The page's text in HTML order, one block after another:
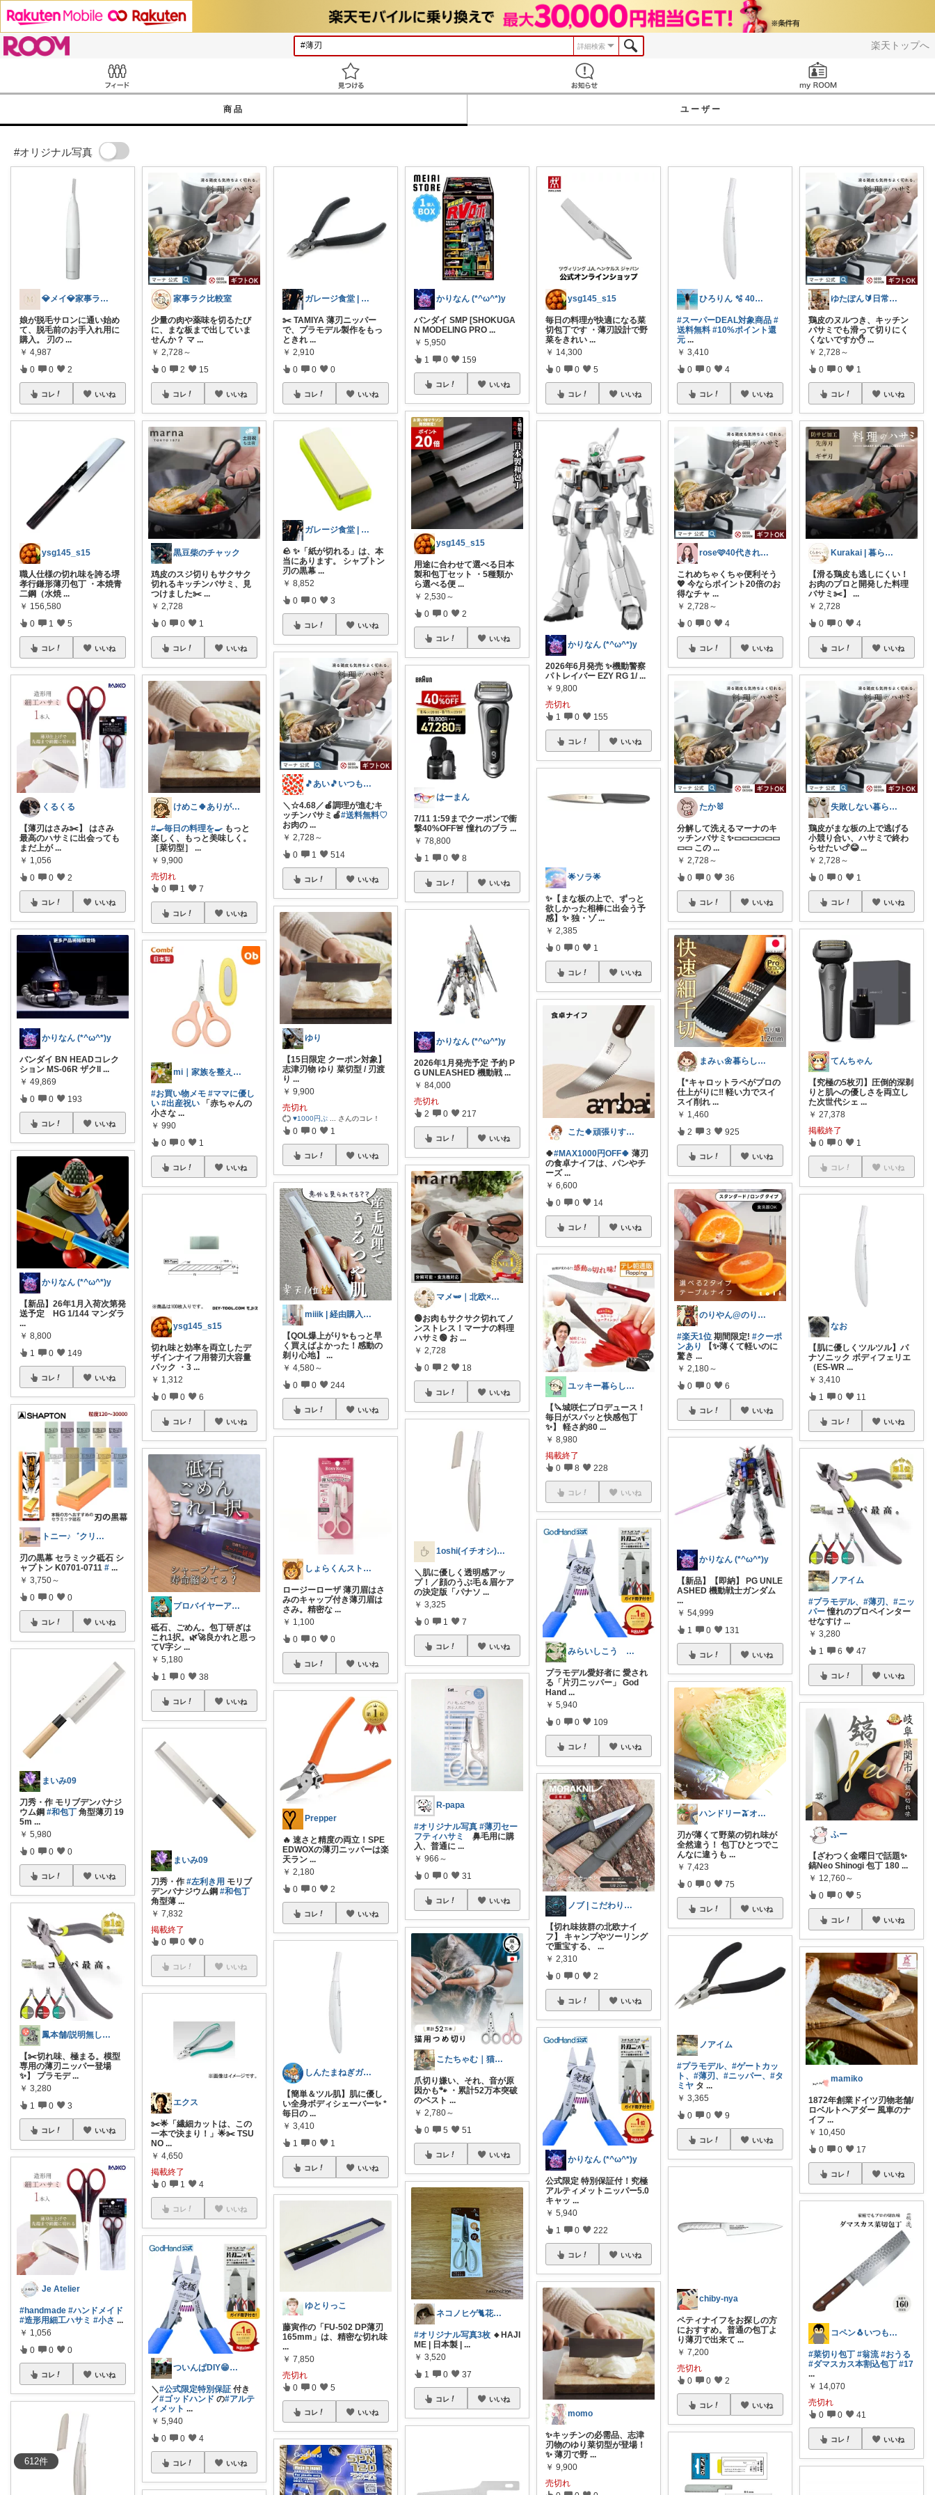
楽天トップへ
詳細検索
商品 ユーザー
#オリジナル写真
612件
💎メイ💎家事ラク×美容×ファッション
娘が脱毛サロンに通い始め
て、脱毛前のお手入れ用に
購入。 刃の ...
￥ 4,987
0 0 2
コレ いいね
ysg145_s15
職人仕様の切れ味を誇る堺
孝行鎌形薄刃包丁 ・本焼青
二鋼（水焼 ...
￥ 156,580
0 1 5
コレ いいね
くるくる
【薄刃はさみ✂️】 はさみ
最高のハサミに出会っても
まだ上が ...
￥ 1,056
0 0 2
コレ いいね
かりなん (*^ω^*)y
バンダイ BN HEADコレク
ション MS-06R ザクII ...
￥ 49,869
0 0 193
コレ いいね
かりなん (*^ω^*)y
【新品】26年1月入荷次第発
送予定 HG 1/144 マンダラ
...
￥ 8,800
1 0 149
コレ いいね
トニー♪゛クリック前のカゴ商品は無効です
刃の黒幕 セラミック砥石 シ
ャプトン K0701-0711 # ...
￥ 3,750～
0 0 0
コレ いいね
まいみ09
刀秀・作 モリブデンバナジ
ウム鋼 #和包丁 角型薄刃 19
5m ...
￥ 5,980
0 0 0
コレ いいね
鳳本舗/説明無しの「コレ！」はやりません
【✂️切れ味、極まる。模型
専用の薄刃ニッパー登場
✨】 プラモデ ...
￥ 3,280
1 0 3
コレ いいね
Je Atelier
#handmade #ハンドメイド
#造形用細工ハサミ #小さ ...
￥ 1,056
0 0 0
コレ いいね
家事ラク比較室
少量の肉や薬味を切るたび
に、まな板まで出していま
せんか？ マ ...
￥ 2,728～
0 2 15
コレ いいね
黒豆柴のチャック
鸡皮のスジ切りもサクサク
切れるキッチンバサミ、見
つけました✂️ ...
￥ 2,728
0 0 1
コレ いいね
けめこ🍀ありがとうございます🤭💕
#🍳毎日の料理を🍳 もっと
楽しく、もっと美味しく。
［菜切型］
...
￥ 9,900
売切れ
0 1 7
コレ いいね
mi｜家族を整える暮らし🌿
#お買い物メモ #ママに優し
い #出産祝い 「赤ちゃんの
小さな ...
￥ 990
0 0 1
コレ いいね
ysg145_s15
切れ味と効率を両立したデ
ザインナイフ用替刃大容量
パック ・3 ...
￥ 1,312
0 0 6
コレ いいね
プロバイヤーアヒル
砥石、ごめん。包丁研ぎは
これ1択。🌿🚀 ​良かれと思っ
てV字シ ...
￥ 5,180
1 0 38
コレ いいね
まいみ09
刀秀・作#左利き用 モリブ
デンバナジウム鋼#和包丁
角型薄 ...
￥ 7,832
掲載終了
0 0 0
コレ いいね
エクス
✂️🌟「繊細カットは、この
一本で決まり！」🌟✂️ TSU
NO ...
￥ 4,650
掲載終了
0 1 4
コレ いいね
ついんぱDIY😁経由購入感謝です😊
＼#公式限定特別保証 付き
／#ゴッドハンド の#アルテ
ィメット ...
￥ 5,940
0 0 4
コレ いいね
ガレージ食堂 | 開業準備中
✂️ TAMIYA 薄刃ニッパー
で、プラモデル製作をもっ
ときれ ...
￥ 2,910
0 0 0
コレ いいね
ガレージ食堂 | 開業準備中
🪨 ✨「紙が切れる」は、本
当にあります。 シャプトン
刃の黒幕 ...
￥ 8,852
0 0 3
コレ いいね
🎵あい🎵いつもありがとうございます
＼☆4.68／🍎調理が進むキ
ッチンバサミ🍎#送料無料♡
お肉の ...
￥ 2,728～
0 1 514
コレ いいね
ゆり
【15日限定 クーポン対象】
志津刃物 ゆり 菜切型 / 刃渡
り ...
￥ 9,900
売切れ
♥1000円ぷ さんのコレ！
0 0 1
コレ いいね
miiik | 経由購入感謝です✨
​【QOL爆上がり✨もっと早
く買えばよかった！感動の
剃り心地】
...
￥ 4,580～
0 0 244
コレ いいね
しょらくんストア🐶
ロージーローザ 薄刃眉はさ
みのキャップ付き薄刃眉は
さみ。精密な ...
￥ 1,100
0 0 0
コレ いいね
Prepper
🔥 速さと精度の両立！SPE
EDWOXの薄刃ニッパーは楽
天ラン ...
￥ 2,180
0 0 2
コレ いいね
しんたまねぎガジェット
【簡単＆ツル肌】肌に優し
い全身ボディシェーバー✨ *
毎日の ...
￥ 3,410
1 0 1
コレ いいね
ゆとりっこ
藤寅作の「FU-502 DP薄刃
165mm」は、精密な切れ味
...
￥ 7,850
売切れ
0 0 5
コレ いいね
かりなん (*^ω^*)y
バンダイ SMP [SHOKUGA
N MODELING PRO ...
￥ 5,950
1 0 159
コレ いいね
ysg145_s15
用途に合わせて選べる日本
製和包丁セット ・5種類か
ら選べる便 ...
￥ 2,530～
0 0 2
コレ いいね
はーまん
7/11 1:59までクーポンで衝
撃40%OFF🚨 憧れのブラ ...
￥ 78,800
1 0 8
コレ いいね
かりなん (*^ω^*)y
2026年1月発売予定 予約 P
G UNLEASHED 機動戦 ...
￥ 84,000
売切れ
2 0 217
コレ いいね
マメ🫛｜北欧‪×家事ラク暮らし
🟢お肉もサクサク切れてノ
ンストレス！マーナの料理
ハサミ🟢 お ...
￥ 2,728
0 2 18
コレ いいね
1oshi(イチオシ)生活便利な商品紹介
＼肌に優しく透明感アッ
プ！／顔のうぶ毛＆眉ケア
の決定版「パナソ ...
￥ 3,325
0 1 7
コレ いいね
R-papa
#オリジナル写真 #薄刃セー
フティハサミ
鼻毛用に購
入、普通に ...
￥ 966～
0 0 31
コレ いいね
こたちゃむ｜猫用品&猫毛対策
爪切り嫌い、それ、音が原
因かも🐾 ・累計52万本突破
のベスト ...
￥ 2,780～
0 5 51
コレ いいね
ネコノヒゲ🐈花好きオタクの庭🪴
#オリジナル写真3枚 🔸HAJI
ME | 日本製 |...
￥ 3,520
1 0 37
コレ いいね
ysg145_s15
毎日の料理が快適になる菜
切包丁です ・薄刃設計で野
菜をきれい ...
￥ 14,300
0 0 5
コレ いいね
かりなん (*^ω^*)y
2026年6月発売 ✨機動警察
パトレイバー EZY RG 1/ ...
￥ 9,800
売切れ
1 0 155
コレ いいね
🌟ソラ🌟
✨【まな板の上で、ずっと
欲しかった相棒に出会う予
感】✨ 独・ゾ ...
￥ 2,385
0 0 1
コレ いいね
こた🍀頑張りすぎない主婦
🍀#MAX1000円OFF🍀 薄刃
の食卓ナイフは、パンやチ
ーズ ...
￥ 6,600
0 0 14
コレ いいね
ユッキー暮らしのアップデート🌿🕊
【🔪城咲仁プロデュース！
毎日がスパッと快感包丁
✨】 軽さ約80 ...
￥ 8,980
掲載終了
0 8 228
コレ いいね
みらいしこう 🎌おめでとうございます
プラモデル愛好者に 愛され
る「片刃ニッパー」 God
Hand ...
￥ 5,940
0 0 109
コレ いいね
ノブ | こだわりバイク＆ガジェット
【切れ味抜群の北欧ナイ
フ】 キャンプやツーリング
で重宝する、
...
￥ 2,310
0 0 2
コレ いいね
かりなん (*^ω^*)y
公式限定 特別保証付！究極
アルティメットニッパー5.0
キャッ ...
￥ 5,940
1 0 222
コレ いいね
momo
✨キッチンの必需品、志津
刃物のゆり菜切型が登場！
✨ 薄刃で野 ...
￥ 9,900
売切れ
ひろりん 🫧 40代美容とファッション
#スーパーDEAL対象商品 #
送料無料 #10%ポイント還
元 ...
￥ 3,410
0 0 4
コレ いいね
rose🩷40代きれいめコーデ
これめちゃくちゃ便利そう
💖 今ならポイント20倍のお
得なチャ ...
￥ 2,728～
0 0 4
コレ いいね
たか🐰
分解して洗えるマーナのキ
ッチンバサミ✨▭▭▭▭▭▭
▭▭ この ...
￥ 2,728～
0 0 36
コレ いいね
まみぃ🌼暮らしの便利グッズ｜毎日朝コレ
【*キャロットラペがプロの
仕上がりに‼️ 軽い力でスイ
スイ削れ ...
￥ 1,460
2 3 925
コレ いいね
のりやん@のりやんフィギュアを探せ開催中
#楽天1位 期間限定!#クーポ
ンあり
【✨薄くて軽いのに
驚き ...
￥ 2,180～
0 0 6
コレ いいね
かりなん (*^ω^*)y
【新品】【即納】 PG UNLE
ASHED 機動戦士ガンダム
...
￥ 54,999
1 0 131
コレ いいね
ハンドリー🫒オリジナル写真のみ
刃が薄くて野菜の切れ味が
全然違う！ 包丁ひとつでこ
んなに違うも ...
￥ 7,423
0 0 75
コレ いいね
ノアイム
#プラモデル、#ゲートカッ
ト、#薄刃、#ニッパー、#タ
ミヤ タ ...
￥ 3,365
0 0 9
コレ いいね
chiby-nya
ペティナイフをお探しの方
におすすめ。普通の包丁よ
り薄刃で出来て ...
￥ 7,200
売切れ
0 0 2
コレ いいね
ゆたぽん🔰日常のあったらいいな👍
鶏皮のヌルつき、キッチン
バサミでも滑って切りにく
くないですか✋ ...
￥ 2,728～
0 0 1
コレ いいね
Kurakai | 暮らしを快適に
【滑る鶏皮も逃しにくい！
お肉のプロと開発した料理
バサミ✂️】...
￥ 2,728
0 0 4
コレ いいね
失敗しない暮らしの買い物メモ/MIKA
鶏皮がまな板の上で逃げる
小競り合い、ハサミで終わ
らせたい🍗😂...
￥ 2,728～
0 0 1
コレ いいね
てんちゃん
【究極の5枚刃】圧倒的深剃
りと肌への優しさを両立し
た次世代シェ ...
￥ 27,378
掲載終了
0 0 1
コレ いいね
なお
【肌に優しくツルツル】パ
ナソニック ボディフェリエ
（ES-WR ...
￥ 3,410
1 0 11
コレ いいね
ノアイム
#プラモデル、#薄刃、#ニッ
パー憧れのプロペインター
せなすけ ...
￥ 3,280
1 6 47
コレ いいね
ふー
【ざわつく金曜日で話題✨
鎬Neo Shinogi 包丁 180 ...
￥ 12,760～
0 0 5
コレ いいね
mamiko
1872年創業ドイツ刃物老舗/
ロベルトヘアダー 風車のナ
イフ...
￥ 10,450
0 0 17
コレ いいね
コペン🐧いつもありがとう✨
#菜切り包丁 #翁流 #おうる
#ダマスカス本割込包丁 #17
...
￥ 14,070
売切れ
0 0 41
コレ いいね